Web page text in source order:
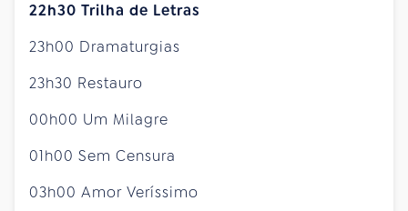
22h30 Trilha de Letras
23h00 Dramaturgias
23h30 Restauro
00h00 Um Milagre
01h00 Sem Censura
03h00 Amor Veríssimo